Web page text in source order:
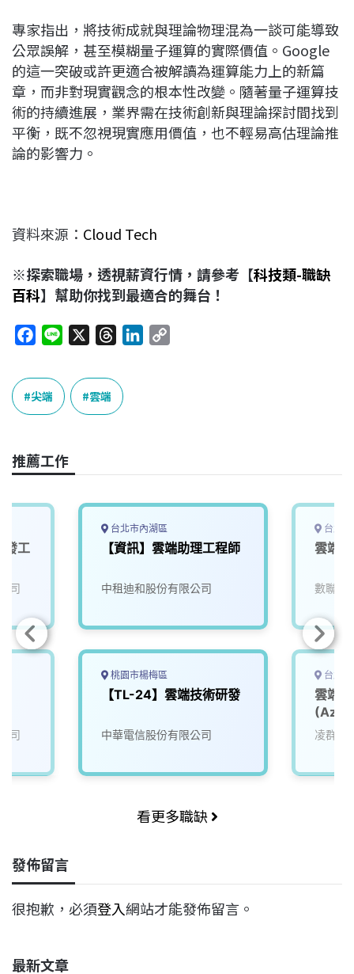
專家指出，將技術成就與理論物理混為一談可能導致
公眾誤解，甚至模糊量子運算的實際價值。Google
的這一突破或許更適合被解讀為運算能力上的新篇
章，而非對現實觀念的根本性改變。隨著量子運算技
術的持續進展，業界需在技術創新與理論探討間找到
平衡，既不忽視現實應用價值，也不輕易高估理論推
論的影響力。
資料來源： Cloud Tech
※探索職場，透視薪資行情，請參考【科技類-職缺
百科】幫助你找到最適合的舞台！
c
e
b
o
k
e
e
a
n
k
尖端 雲端
推薦工作
發工
司
司
台北市內湖區
【資訊】雲端助理工程師
中租迪和股份有限公司
桃園市楊梅區
【TL-24】雲端技術研發
中華電信股份有限公司
台北
雲端
數聯資
台北
雲端
凌群電
看更多職缺
發佈留言
很抱歉，必須登入網站才能發佈留言。
最新文章